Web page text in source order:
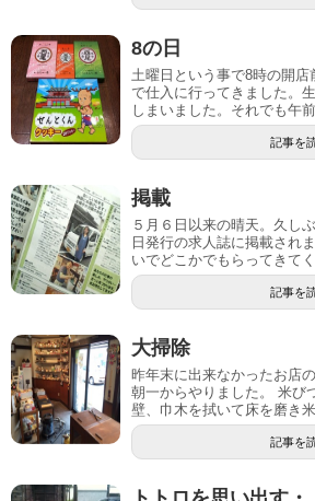
8の日
土曜日という事で8時の開店
で仕入に行ってきました。
しまいました。それでも午
記事を
掲載
５月６日以来の晴天。久し
日発行の求人誌に掲載され
いでどこかでもらってきて
記事を
大掃除
昨年末に出来なかったお店
朝一からやりました。 米び
壁、巾木を拭いて床を磨き
記事を